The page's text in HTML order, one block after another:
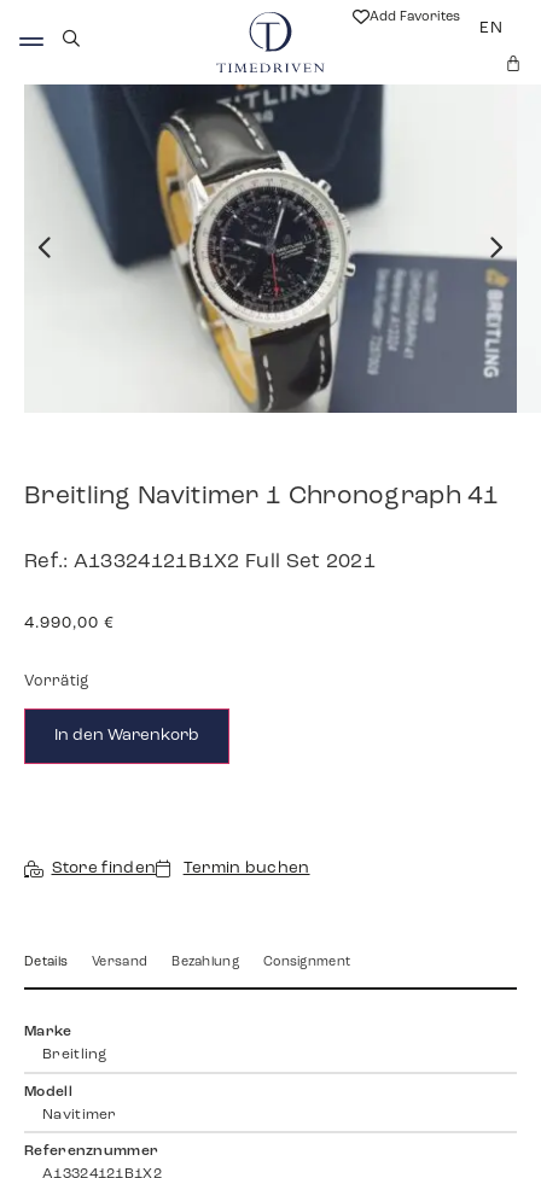
Add Favorites
EN
Breitling Navitimer 1 Chronograph 41
Ref.: A13324121B1X2 Full Set 2021
4.990,00 €
Vorrätig
In den Warenkorb
Store finden Termin buchen
Details Versand Bezahlung Consignment
Marke
Breitling
Modell
Navitimer
Referenznummer
A13324121B1X2